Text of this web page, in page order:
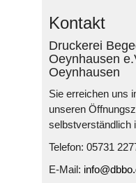
Kontakt
Druckerei
Oeynhausen
Oeynhausen
Sie erreichen uns
unseren
selbstverständlich
Telefon: 05731
E-Mail: